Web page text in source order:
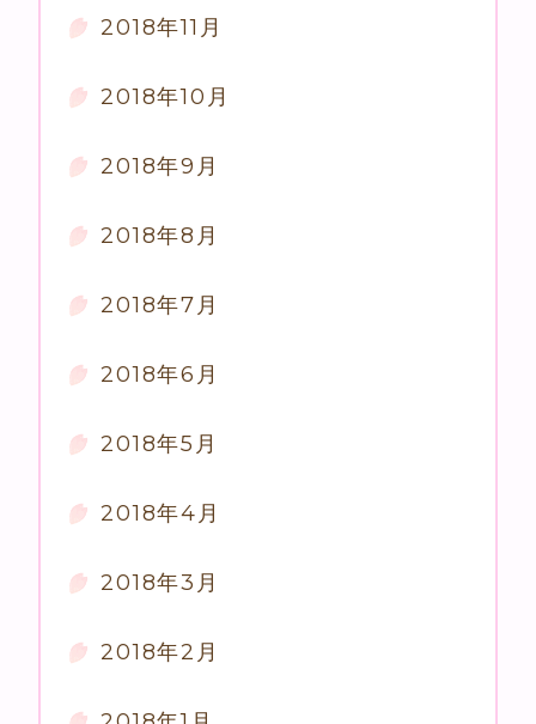
2018年11月
2018年10月
2018年9月
2018年8月
2018年7月
2018年6月
2018年5月
2018年4月
2018年3月
2018年2月